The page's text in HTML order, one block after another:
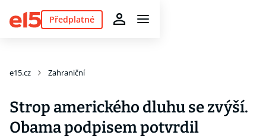
Předplatné
e15.cz Zahraniční
Strop amerického dluhu se zvýší.
Obama podpisem potvrdil